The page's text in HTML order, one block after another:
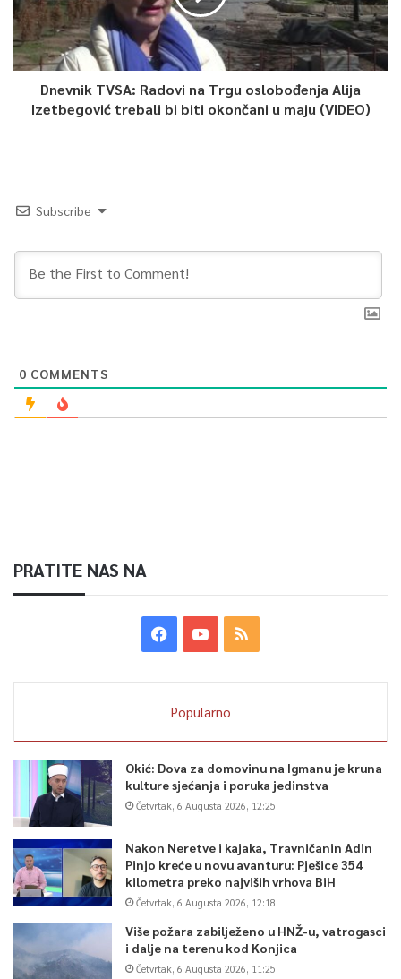
Dnevnik TVSA: Radovi na Trgu oslobođenja Alija
Izetbegović trebali bi biti okončani u maju (VIDEO)
Subscribe
0 COMMENTS
PRATITE NAS NA
Popularno
Okić: Dova za domovinu na Igmanu je kruna
kulture sjećanja i poruka jedinstva
Četvrtak, 6 Augusta 2026, 12:25
Nakon Neretve i kajaka, Travničanin Adin
Pinjo kreće u novu avanturu: Pješice 354
kilometra preko najviših vrhova BiH
Četvrtak, 6 Augusta 2026, 12:18
Više požara zabilježeno u HNŽ-u, vatrogasci
i dalje na terenu kod Konjica
Četvrtak, 6 Augusta 2026, 11:25